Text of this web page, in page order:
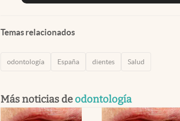
Temas relacionados
odontología España dientes Salud
Más noticias de odontología